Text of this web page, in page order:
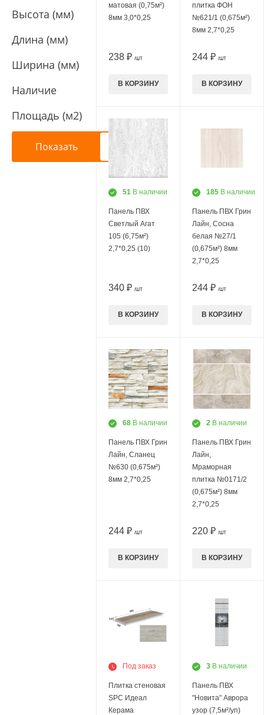
Высота (мм)
Длина (мм)
Ширина (мм)
Наличие
Площадь (м2)
матовая (0,75м²)
8мм 3,0*0,25
238 ₽ /ШТ
В КОРЗИНУ
плитка ФОН
№621/1 (0,675м²)
8мм 2,7*0,25
244 ₽ /ШТ
В КОРЗИНУ
51 В наличии
Панель ПВХ
Светлый Агат
105 (6,75м²)
2,7*0,25 (10)
340 ₽ /ШТ
В КОРЗИНУ
185 В наличии
Панель ПВХ Грин
Лайн, Сосна
белая №27/1
(0,675м²) 8мм
2,7*0,25
244 ₽ /ШТ
В КОРЗИНУ
68 В наличии
Панель ПВХ Грин
Лайн, Сланец
№630 (0,675м²)
8мм 2,7*0,25
244 ₽ /ШТ
В КОРЗИНУ
2 В наличии
Панель ПВХ Грин
Лайн,
Мраморная
плитка №0171/2
(0,675м²) 8мм
2,7*0,25
220 ₽ /ШТ
В КОРЗИНУ
Под заказ
Плитка стеновая
SPC Идеал
Керама
3 В наличии
Панель ПВХ
"Новита" Аврора
узор (7,5м²/уп)